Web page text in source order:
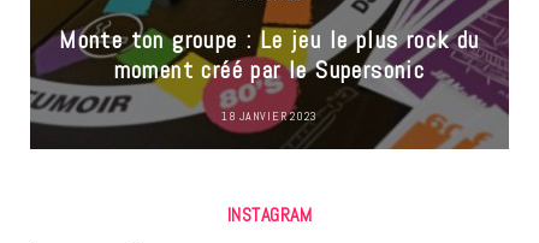
Monte ton groupe : Le jeu le plus rock du
moment créé par le Supersonic
18 JANVIER 2023
INSTAGRAM